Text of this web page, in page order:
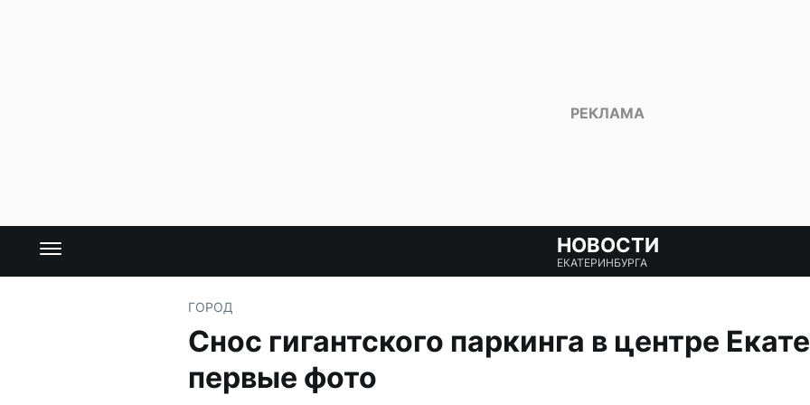
НОВОСТИ
ЕКАТЕРИНБУРГА
ГОРОД
Снос гигантского паркинга в центре
первые фото